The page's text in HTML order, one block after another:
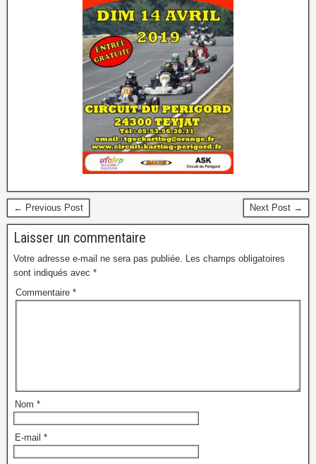
← Previous Post Next Post →
Laisser un commentaire
Votre adresse e-mail ne sera pas publiée.
Les champs obligatoires
sont indiqués avec *
Commentaire *
Nom *
E-mail *